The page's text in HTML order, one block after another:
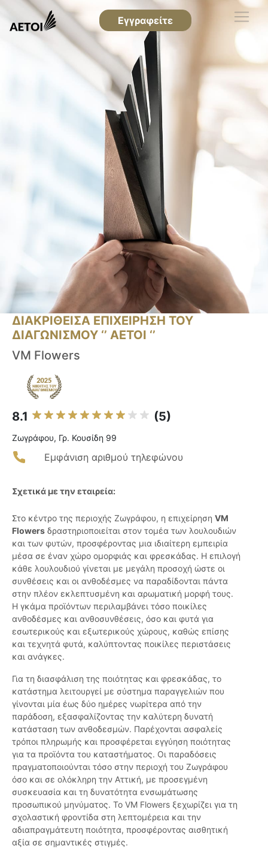
Εγγραφείτε
ΔΙΑΚΡΙΘΕΙΣΑ ΕΠΙΧΕΙΡΗΣΗ ΤΟΥ
ΔΙΑΓΩΝΙΣΜΟΥ ‘’ ΑΕΤΟΙ ‘’
VM Flowers
8.1 (5)
Ζωγράφου, Γρ. Κουσίδη 99
Εμφάνιση αριθμού τηλεφώνου
Σχετικά με την εταιρεία:
Στο κέντρο της περιοχής Ζωγράφου, η επιχείρηση VM
Flowers δραστηριοποιείται στον τομέα των λουλουδιών
και των φυτών, προσφέροντας μια ιδιαίτερη εμπειρία
μέσα σε έναν χώρο ομορφιάς και φρεσκάδας. Η επιλογή
κάθε λουλουδιού γίνεται με μεγάλη προσοχή ώστε οι
συνθέσεις και οι ανθοδέσμες να παραδίδονται πάντα
στην πλέον εκλεπτυσμένη και αρωματική μορφή τους.
Η γκάμα προϊόντων περιλαμβάνει τόσο ποικίλες
ανθοδέσμες και ανθοσυνθέσεις, όσο και φυτά για
εσωτερικούς και εξωτερικούς χώρους, καθώς επίσης
και τεχνητά φυτά, καλύπτοντας ποικίλες περιστάσεις
και ανάγκες.
Για τη διασφάλιση της ποιότητας και φρεσκάδας, το
κατάστημα λειτουργεί με σύστημα παραγγελιών που
γίνονται μία έως δύο ημέρες νωρίτερα από την
παράδοση, εξασφαλίζοντας την καλύτερη δυνατή
κατάσταση των ανθοδεσμών. Παρέχονται ασφαλείς
τρόποι πληρωμής και προσφέρεται εγγύηση ποιότητας
για τα προϊόντα του καταστήματος. Οι παραδόσεις
πραγματοποιούνται τόσο στην περιοχή του Ζωγράφου
όσο και σε ολόκληρη την Αττική, με προσεγμένη
συσκευασία και τη δυνατότητα ενσωμάτωσης
προσωπικού μηνύματος. Το VM Flowers ξεχωρίζει για τη
σχολαστική φροντίδα στη λεπτομέρεια και την
αδιαπραγμάτευτη ποιότητα, προσφέροντας αισθητική
αξία σε σημαντικές στιγμές.